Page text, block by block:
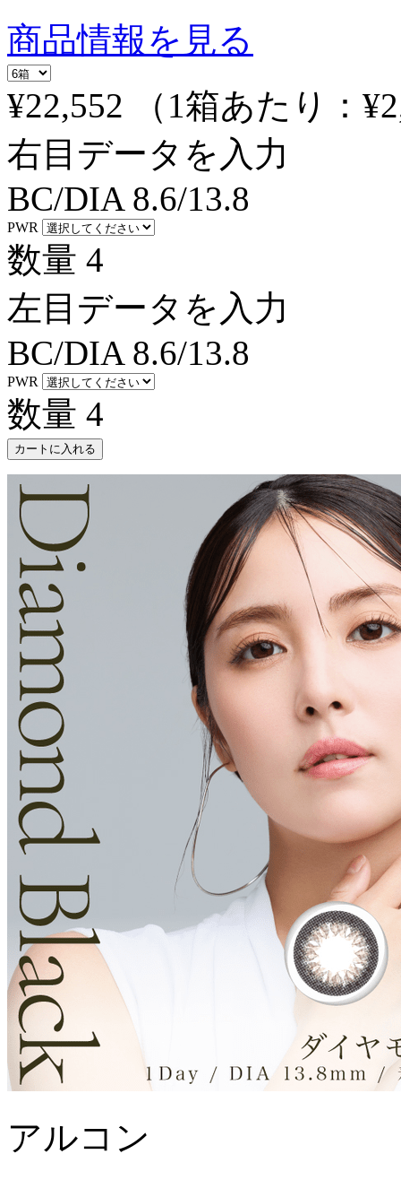
商品情報を見る
¥22,552
（1箱あたり：
右目データを入力
BC/DIA 8.6/13.8
PWR
数量 4
左目データを入力
BC/DIA 8.6/13.8
PWR
数量 4
カートに入れる
アルコン